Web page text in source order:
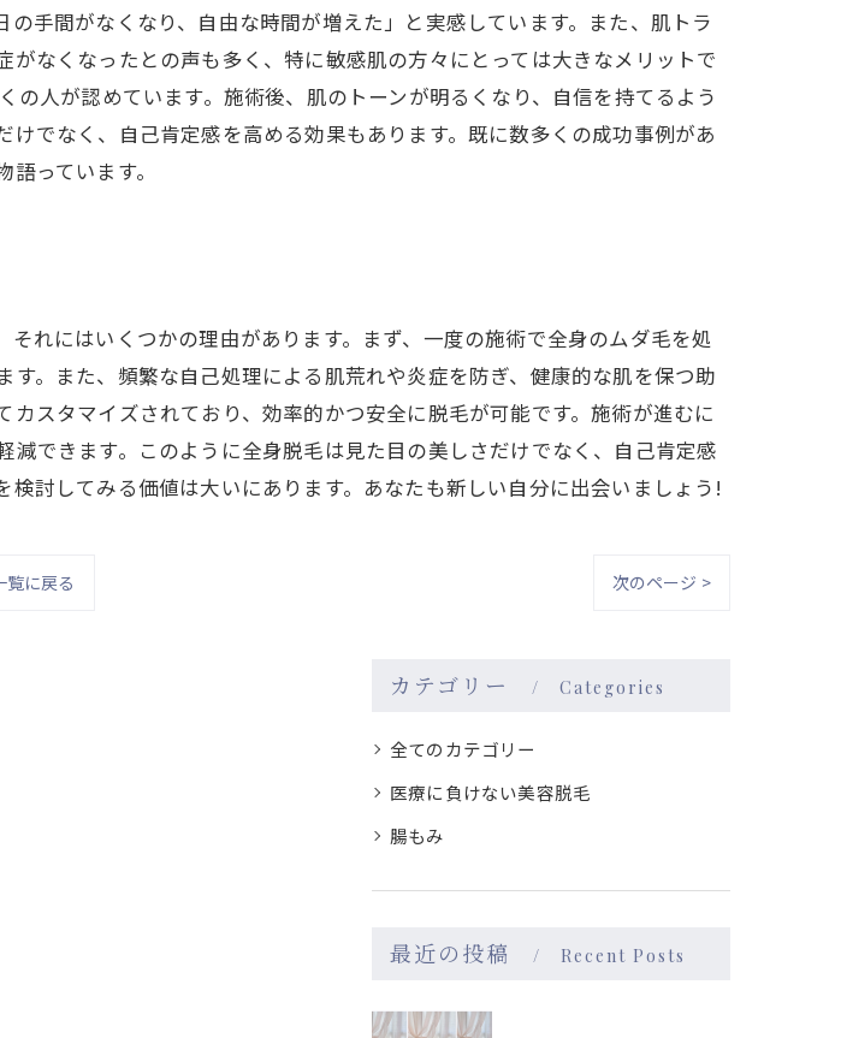
手間がなくなり、自由な時間が増えた」と実感しています。また、肌トラ
なくなったとの声も多く、特に敏感肌の方々にとっては大きなメリットで
人が認めています。施術後、肌のトーンが明るくなり、自信を持てるよう
でなく、自己肯定感を高める効果もあります。既に数多くの成功事例があ
っています。
れにはいくつかの理由があります。まず、一度の施術で全身のムダ毛を処
。また、頻繁な自己処理による肌荒れや炎症を防ぎ、健康的な肌を保つ助
スタマイズされており、効率的かつ安全に脱毛が可能です。施術が進むに
できます。このように全身脱毛は見た目の美しさだけでなく、自己肯定感
討してみる価値は大いにあります。あなたも新しい自分に出会いましょう!
覧に戻る 次のページ >
カテゴリー Categories
全てのカテゴリー
医療に負けない美容脱毛
腸もみ
最近の投稿 Recent Posts